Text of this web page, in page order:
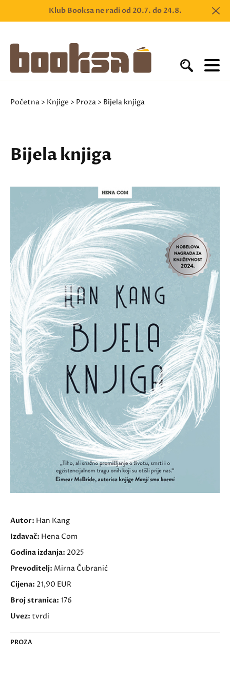
Klub Booksa ne radi od 20.7. do 24.8.
Početna > Knjige > Proza > Bijela knjiga
Bijela knjiga
Autor: Han Kang
Izdavač: Hena Com
Godina izdanja: 2025
Prevoditelj: Mirna Čubranić
Cijena: 21,90 EUR
Broj stranica: 176
Uvez: tvrdi
PROZA